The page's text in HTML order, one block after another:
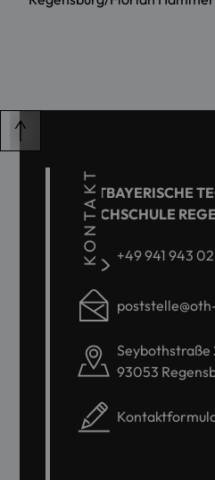
KONTAKT
OSTBAYERISCHE
HOCHSCHULE
+49 941 943 02
Seybothstraße
93053